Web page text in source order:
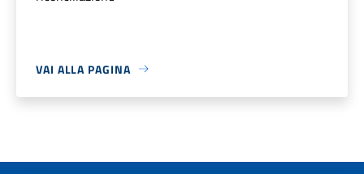
VAI ALLA PAGINA